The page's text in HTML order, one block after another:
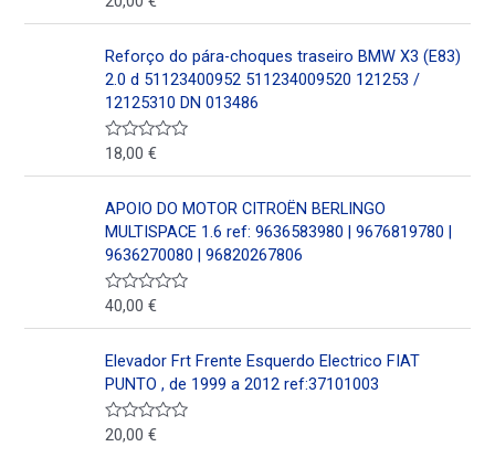
n
0
e
5
o
r
a
d
o
e
n
0
5
Reforço do pára-choques traseiro BMW X3 (E83)
2.0 d 51123400952 511234009520 121253 /
12125310 DN 013486
V
o
r
a
d
o
e
n
0
5
18,00€
APOIO DO MOTOR CITROËN BERLINGO
MULTISPACE 1.6 ref: 9636583980 | 9676819780 |
9636270080 | 96820267806
V
o
r
a
o
e
n
40,00€
Elevador Frt Frente Esquerdo Electrico FIAT
PUNTO , de 1999 a 2012 ref:37101003
V
20,00€